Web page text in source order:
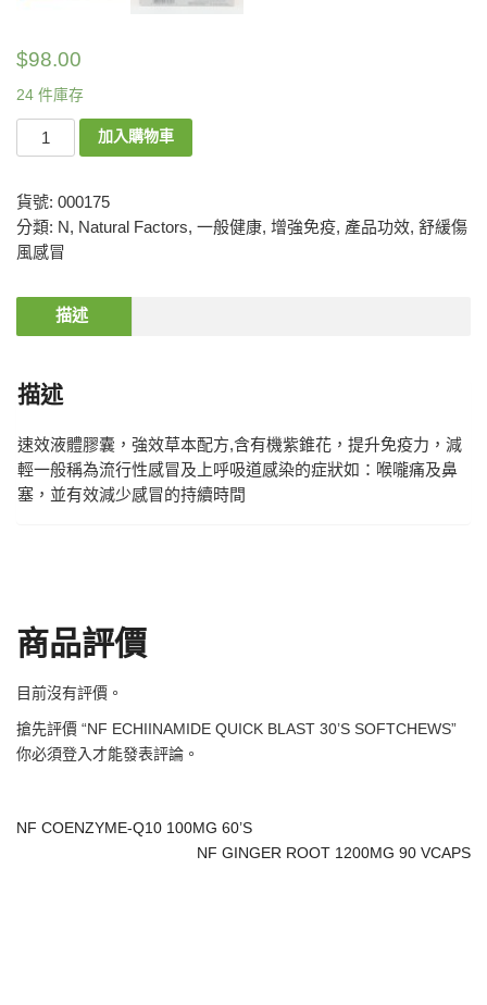
$98.00
24 件庫存
加入購物車
貨號: 000175
分類: N, Natural Factors, 一般健康, 增強免疫, 產品功效, 舒緩傷
風感冒
描述
描述
速效液體膠囊，強效草本配方,含有機紫錐花，提升免疫力，減
輕一般稱為流行性感冒及上呼吸道感染的症狀如：喉嚨痛及鼻
塞，並有效減少感冒的持續時間
商品評價
目前沒有評價。
搶先評價 “NF ECHIINAMIDE QUICK BLAST 30’S SOFTCHEWS”
你必須登入才能發表評論。
NF COENZYME-Q10 100MG 60’S
NF GINGER ROOT 1200MG 90 VCAPS